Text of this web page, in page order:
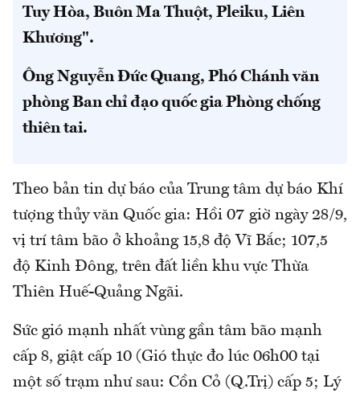
Tuy Hòa, Buôn Ma Thuột, Pleiku, Liên
Khương".
Ông Nguyễn Đức Quang, Phó Chánh văn
phòng Ban chỉ đạo quốc gia Phòng chống
thiên tai.
Theo bản tin dự báo của Trung tâm dự báo Khí
tượng thủy văn Quốc gia: Hồi 07 giờ ngày 28/9,
vị trí tâm bão ở khoảng 15,8 độ Vĩ Bắc; 107,5
độ Kinh Đông, trên đất liền khu vực Thừa
Thiên Huế-Quảng Ngãi.
Sức gió mạnh nhất vùng gần tâm bão mạnh
cấp 8, giật cấp 10 (Gió thực đo lúc 06h00 tại
một số trạm như sau: Cồn Cỏ (Q.Trị) cấp 5; Lý